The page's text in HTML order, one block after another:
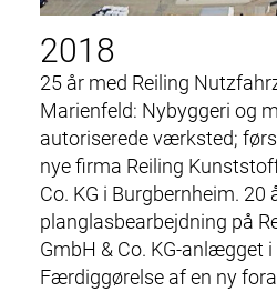
2018
25 år med Reiling
Marienfeld: Nybyggeri og
autoriserede værksted;
nye firma Reiling
Co. KG i Burgbernheim. 20
planglasbearbejdning på
GmbH & Co. KG-anlægget i
Færdiggørelse af en ny